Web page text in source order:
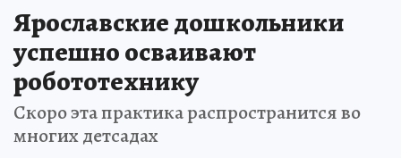
Ярославские дошкольники
успешно осваивают
робототехнику
Скоро эта практика распространится во
многих детсадах